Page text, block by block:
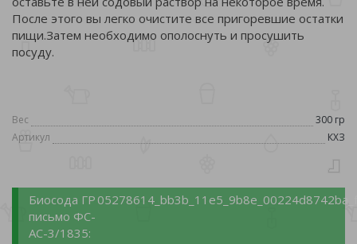
После этого вы легко очистите все пригоревшие остатки
пищи.Затем необходимо ополоснуть и просушить
посуду.
Вес
300 гр
Артикул
КХЗ
Биосода ГР
письмо ФС-
АС-3/1835: